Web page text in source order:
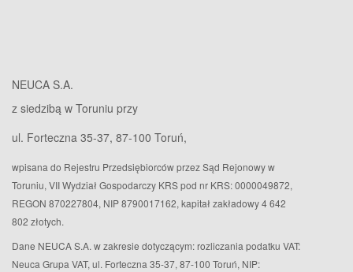
NEUCA S.A.
z siedzibą w Toruniu przy
ul. Forteczna 35-37, 87-100 Toruń,
wpisana do Rejestru Przedsiębiorców przez Sąd Rejonowy w
Toruniu, VII Wydział Gospodarczy KRS pod nr KRS: 0000049872,
REGON 870227804, NIP 8790017162, kapitał zakładowy 4 642
802 złotych.
Dane NEUCA S.A. w zakresie dotyczącym: rozliczania podatku VAT:
Neuca Grupa VAT, ul. Forteczna 35-37, 87-100 Toruń, NIP: